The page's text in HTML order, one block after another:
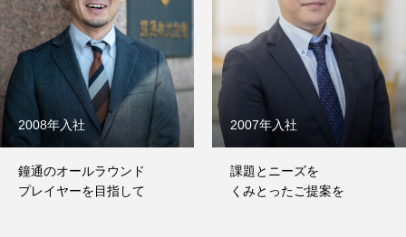
2008年入社
鐘通のオールラウンド
プレイヤーを目指して
2007年入社
課題とニーズを
くみとったご提案を